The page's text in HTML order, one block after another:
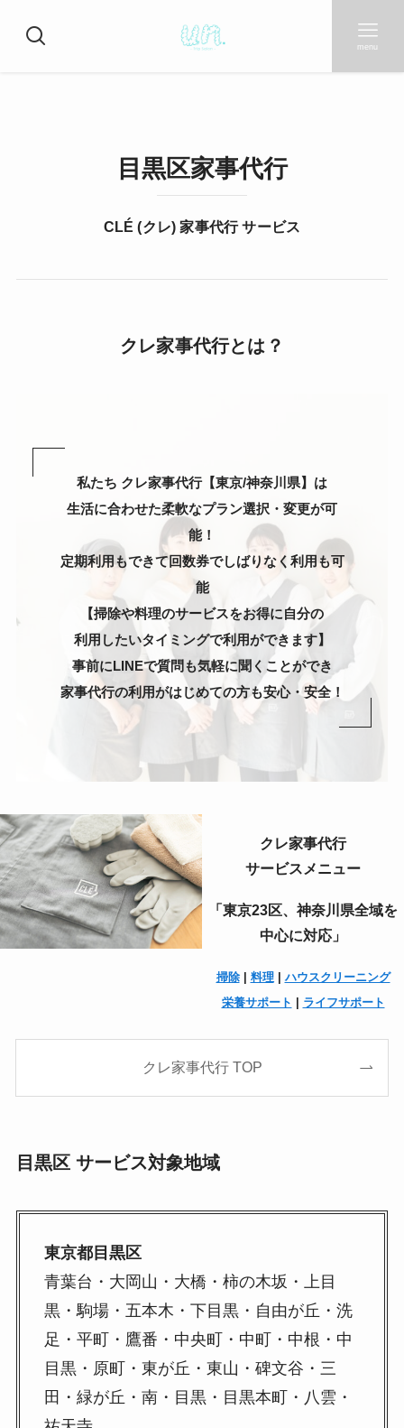
menu
目黒区家事代行
CLÉ (クレ) 家事代行 サービス
クレ家事代行とは？
私たち クレ家事代行【東京/神奈川県】は
生活に合わせた柔軟なプラン選択・変更が可
能！
定期利用もできて回数券でしばりなく利用も可
能
【掃除や料理のサービスをお得に自分の
利用したいタイミングで利用ができます】
事前にLINEで質問も気軽に聞くことができ
家事代行の利用がはじめての方も安心・安全！
クレ家事代行
サービスメニュー
「東京23区、神奈川県全域を
中心に対応」
掃除| 料理| ハウスクリーニング
栄養サポート
ライフサポート
クレ家事代行 TOP
目黒区 サービス対象地域
東京都目黒区
青葉台・大岡山・大橋・柿の木坂・上目
黒・駒場・五本木・下目黒・自由が丘・洗
足・平町・鷹番・中央町・中町・中根・中
目黒・原町・東が丘・東山・碑文谷・三
田・緑が丘・南・目黒・目黒本町・八雲・